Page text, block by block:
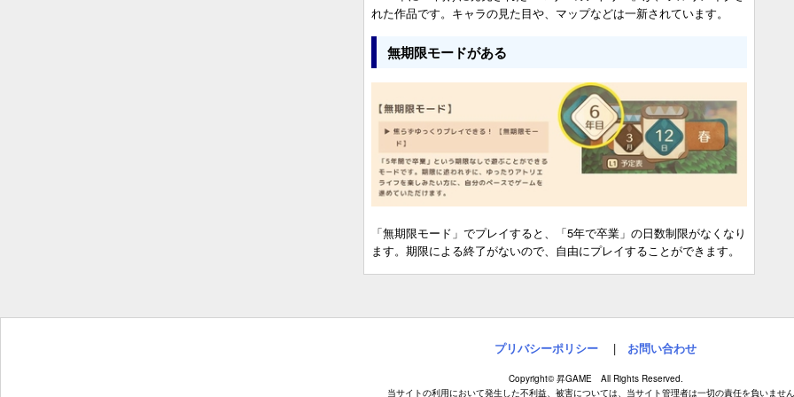
れた作品です。キャラの見た目や、マップなどは一新されています。
無期限モードがある
「無期限モード」でプレイすると、「5年で卒業」の日数制限がなくなり
ます。期限による終了がないので、自由にプレイすることができます。
プリバシーポリシー | お問い合わせ
Copyright© 昇GAME All Rights Reserved.
当サイトの利用において発生した不利益、被害については、当サイト管理者は一切の責任を負いませ